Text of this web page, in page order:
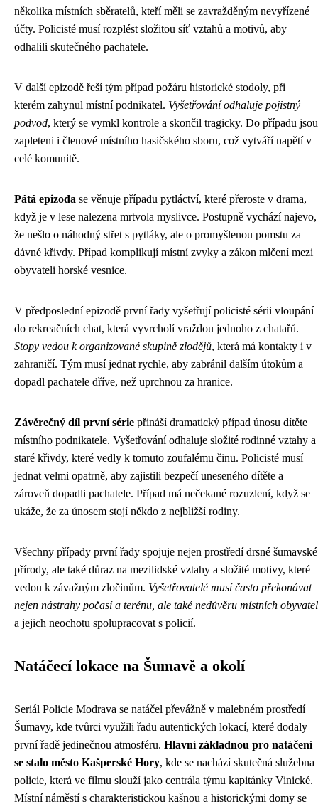
několika místních sběratelů, kteří měli se zavražděným nevyřízené
účty. Policisté musí rozplést složitou síť vztahů a motivů, aby
odhalili skutečného pachatele.
V další epizodě řeší tým případ požáru historické stodoly, při
kterém zahynul místní podnikatel. Vyšetřování odhaluje pojistný
podvod, který se vymkl kontrole a skončil tragicky. Do případu jsou
zapleteni i členové místního hasičského sboru, což vytváří napětí v
celé komunitě.
Pátá epizoda se věnuje případu pytláctví, které přeroste v drama,
když je v lese nalezena mrtvola myslivce. Postupně vychází najevo,
že nešlo o náhodný střet s pytláky, ale o promyšlenou pomstu za
dávné křivdy. Případ komplikují místní zvyky a zákon mlčení mezi
obyvateli horské vesnice.
V předposlední epizodě první řady vyšetřují policisté sérii vloupání
do rekreačních chat, která vyvrcholí vraždou jednoho z chatařů.
Stopy vedou k organizované skupině zlodějů, která má kontakty i v
zahraničí. Tým musí jednat rychle, aby zabránil dalším útokům a
dopadl pachatele dříve, než uprchnou za hranice.
Závěrečný díl první série přináší dramatický případ únosu dítěte
místního podnikatele. Vyšetřování odhaluje složité rodinné vztahy a
staré křivdy, které vedly k tomuto zoufalému činu. Policisté musí
jednat velmi opatrně, aby zajistili bezpečí uneseného dítěte a
zároveň dopadli pachatele. Případ má nečekané rozuzlení, když se
ukáže, že za únosem stojí někdo z nejbližší rodiny.
Všechny případy první řady spojuje nejen prostředí drsné šumavské
přírody, ale také důraz na mezilidské vztahy a složité motivy, které
vedou k závažným zločinům. Vyšetřovatelé musí často překonávat
nejen nástrahy počasí a terénu, ale také nedůvěru místních obyvatel
a jejich neochotu spolupracovat s policií.
Natáčecí lokace na Šumavě a okolí
Seriál Policie Modrava se natáčel převážně v malebném prostředí
Šumavy, kde tvůrci využili řadu autentických lokací, které dodaly
první řadě jedinečnou atmosféru. Hlavní základnou pro natáčení
se stalo město Kašperské Hory, kde se nachází skutečná služebna
policie, která ve filmu slouží jako centrála týmu kapitánky Vinické.
Místní náměstí s charakteristickou kašnou a historickými domy se